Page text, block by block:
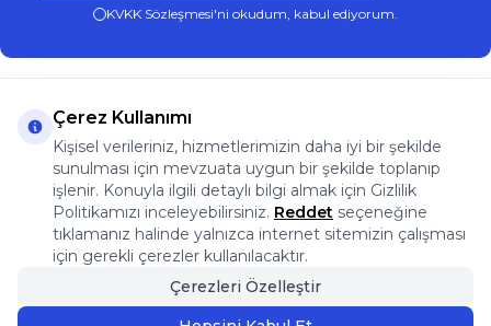
KVKK Sözleşmesi'ni okudum, kabul ediyorum.
App Store
Play Store
Facebook
Instagram
Önemli Bilgiler
Önemli Bilgiler
Hızlı Erişim
Adres & İletişim
Çerez Kullanımı
Kişisel verileriniz, hizmetlerimizin daha iyi bir şekilde
sunulması için mevzuata uygun bir şekilde toplanıp
işlenir. Konuyla ilgili detaylı bilgi almak için Gizlilik
Politikamızı inceleyebilirsiniz. Reddet seçeneğine
tıklamanız halinde yalnızca internet sitemizin çalışması
için gerekli çerezler kullanılacaktır.
Çerezleri Özelleştir